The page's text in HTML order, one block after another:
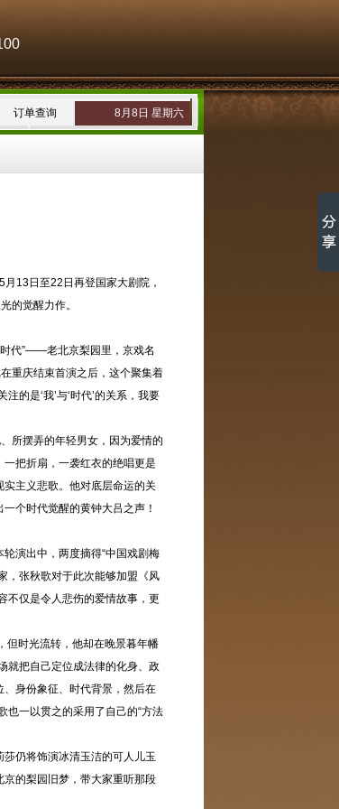
订单查询 8月8日 星期六
13日至22日再登国家大剧院，
的觉醒力作。
代”——老北京梨园里，京戏名
重庆结束首演之后，这个聚集着
的是‘我’与‘时代’的关系，我要
所摆弄的年轻男女，因为爱情的
把折扇，一袭红衣的绝唱更是
主义悲歌。他对底层命运的关
个时代觉醒的黄钟大吕之声！
演出中，两度摘得“中国戏剧梅
，张秋歌对于此次能够加盟《风
不仅是令人悲伤的爱情故事，更
但时光流转，他却在晚景暮年幡
就把自己定位成法律的化身、政
身份象征、时代背景，然后在
也一以贯之的采用了自己的“方法
莎仍将饰演冰清玉洁的可人儿玉
的梨园旧梦，带大家重听那段